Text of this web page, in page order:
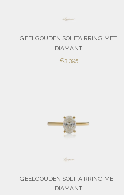
GEELGOUDEN SOLITAIRRING MET
DIAMANT
SALE
€3,395
GEELGOUDEN SOLITAIRRING MET
DIAMANT